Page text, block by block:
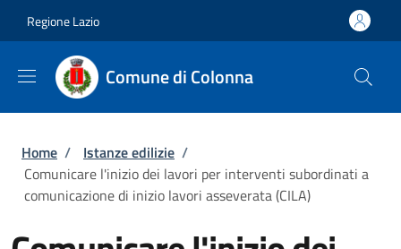
Regione Lazio
Comune di Colonna
Briciole di pane
Home / Istanze edilizie /
Comunicare l'inizio dei lavori per interventi subordinati a
comunicazione di inizio lavori asseverata (CILA)